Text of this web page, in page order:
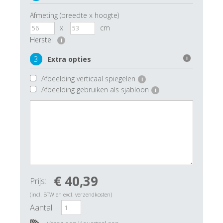
Afmeting (breedte x hoogte)
x
cm
Herstel
i
3 Extra opties i
Afbeelding verticaal spiegelen i
Afbeelding gebruiken als sjabloon i
Prijs: € 40,39
(incl. BTW en excl. verzendkosten)
Aantal: